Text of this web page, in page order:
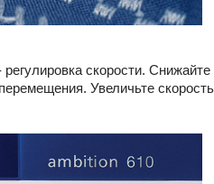
скорости.
Увеличьте